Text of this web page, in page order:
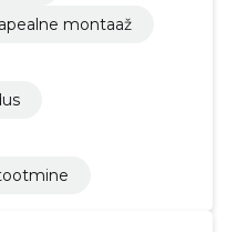
montaaž